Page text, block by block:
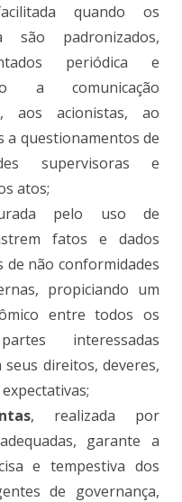
quando os
são padronizados,
periódica e
a comunicação
aos acionistas, ao
questionamentos de
supervisoras e
atos;
pelo uso de
fatos e dados
de não conformidades
propiciando um
entre todos os
interessadas
seus direitos, deveres,
, realizada por
garante a
e tempestiva dos
de governança,